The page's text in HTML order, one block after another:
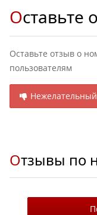
Оставьте отзыв о
пользователям
Нежелательный
Отзывы по